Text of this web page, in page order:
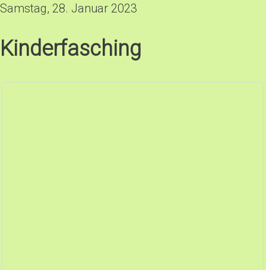
Samstag, 28. Januar 2023
Kinderfasching